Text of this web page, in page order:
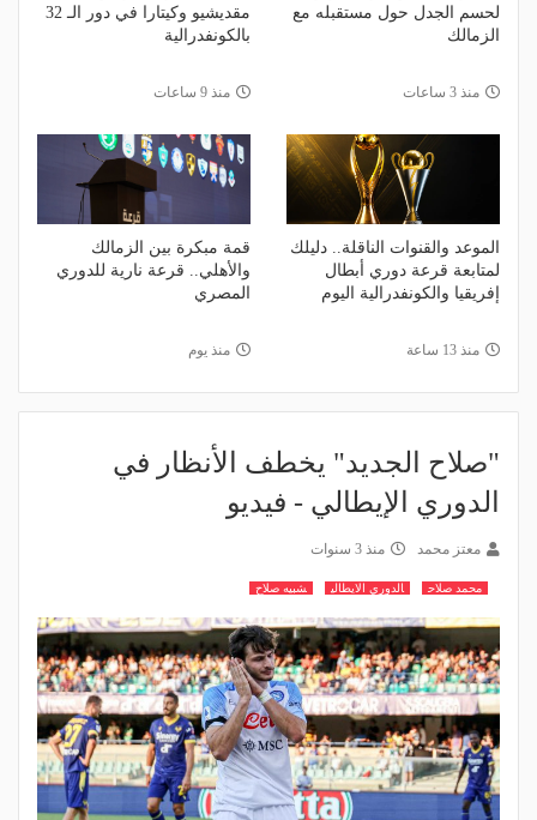
لحسم الجدل حول مستقبله مع
الزمالك
منذ 3 ساعات
مقديشيو وكيتارا في دور الـ 32
بالكونفدرالية
منذ 9 ساعات
الموعد والقنوات الناقلة.. دليلك
لمتابعة قرعة دوري أبطال
إفريقيا والكونفدرالية اليوم
منذ 13 ساعة
قمة مبكرة بين الزمالك
والأهلي.. قرعة نارية للدوري
المصري
منذ يوم
"صلاح الجديد" يخطف الأنظار في
الدوري الإيطالي - فيديو
معتز محمد منذ 3 سنوات
محمد صلاح الدوري الايطالي شبيه صلاح